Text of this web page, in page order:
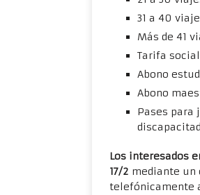
31 a 40
Más de 41
Tarifa
Abono
Abono
Pases para
Los interesados
17/2 mediante un
telefónicamente